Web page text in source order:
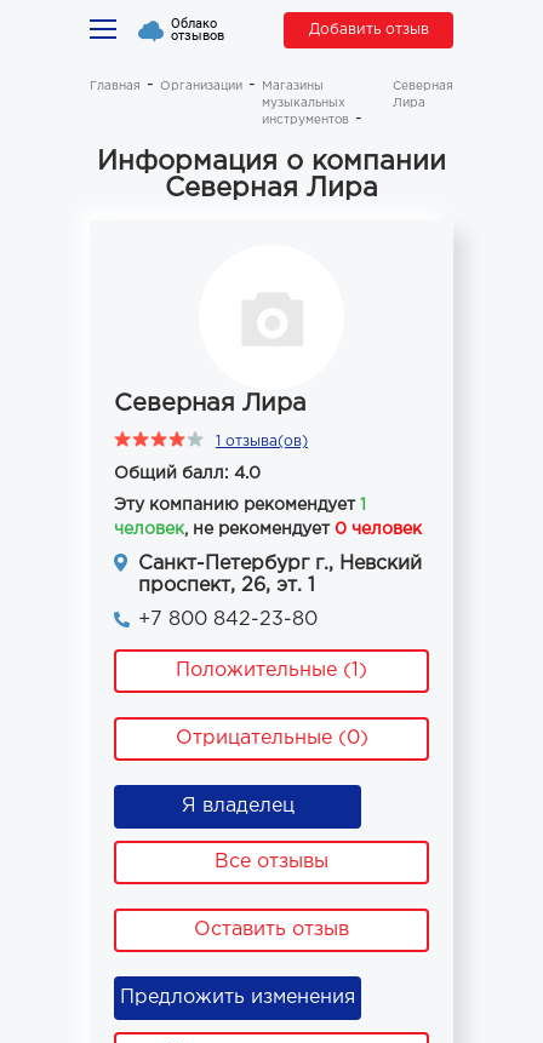
Облако
отзывов Добавить отзыв
Главная Организации
Магазины
музыкальных
инструментов
Северная
Лира
Информация о компании
Северная Лира
Северная Лира
1 отзыва(ов)
Общий балл: 4.0
Эту компанию рекомендует 1
человек, не рекомендует 0 человек
Санкт-Петербург г., Невский
проспект, 26, эт. 1
+7 800 842-23-80
Положительные (1)
Отрицательные (0)
Я владелец
Все отзывы
Оставить отзыв
Предложить изменения